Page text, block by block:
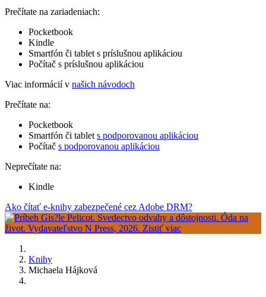
Prečítate na zariadeniach:
Pocketbook
Kindle
Smartfón či tablet s príslušnou aplikáciou
Počítač s príslušnou aplikáciou
Viac informácií v našich návodoch
Prečítate na:
Pocketbook
Smartfón či tablet s podporovanou aplikáciou
Počítač s podporovanou aplikáciou
Neprečítate na:
Kindle
Ako čítať e-knihy zabezpečené cez Adobe DRM?
Knihy
Michaela Hájková